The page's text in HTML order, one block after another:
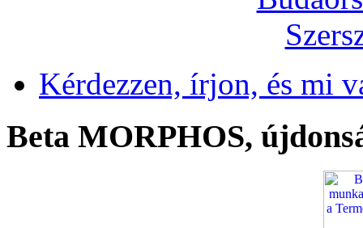
Kérdezzen, írjon, és mi
Beta MORPHOS,